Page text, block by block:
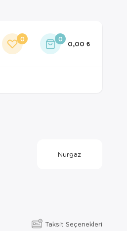
0 0
0,00
Nurgaz
Taksit Seçenekleri